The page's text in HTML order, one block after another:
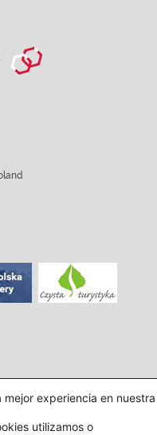
experiencia en nuestra
utilizamos o